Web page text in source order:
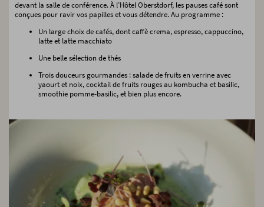
devant la salle de conférence. À l’Hôtel Oberstdorf, les pauses café sont
conçues pour ravir vos papilles et vous détendre. Au programme :
Un large choix de cafés, dont caffè crema, espresso, cappuccino,
latte et latte macchiato
Une belle sélection de thés
Trois douceurs gourmandes : salade de fruits en verrine avec
yaourt et noix, cocktail de fruits rouges au kombucha et basilic,
smoothie pomme-basilic, et bien plus encore.